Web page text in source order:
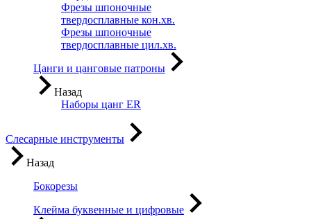
Фрезы шпоночные
твердосплавные кон.хв.
Фрезы шпоночные
твердосплавные цил.хв.
Цанги и цанговые патроны
Назад
Наборы цанг ER
Слесарные инструменты
Назад
Бокорезы
Клейма буквенные и цифровые